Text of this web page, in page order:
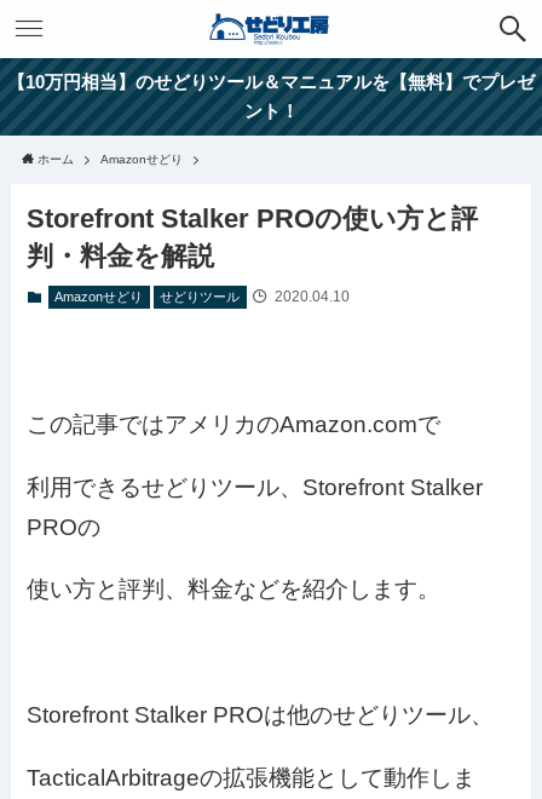
【10万円相当】のせどりツール＆マニュアルを【無料】でプレゼ
ント！
ホーム Amazonせどり
Storefront Stalker PROの使い方と評
判・料金を解説
Amazonせどり せどりツール 2020.04.10
この記事ではアメリカのAmazon.comで
利用できるせどりツール、Storefront Stalker
PROの
使い方と評判、料金などを紹介します。
Storefront Stalker PROは他のせどりツール、
TacticalArbitrageの拡張機能として動作しま